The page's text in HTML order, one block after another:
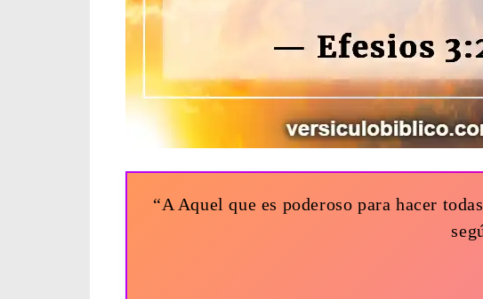
“A Aquel que es poderoso para hacer